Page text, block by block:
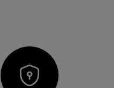
Icon